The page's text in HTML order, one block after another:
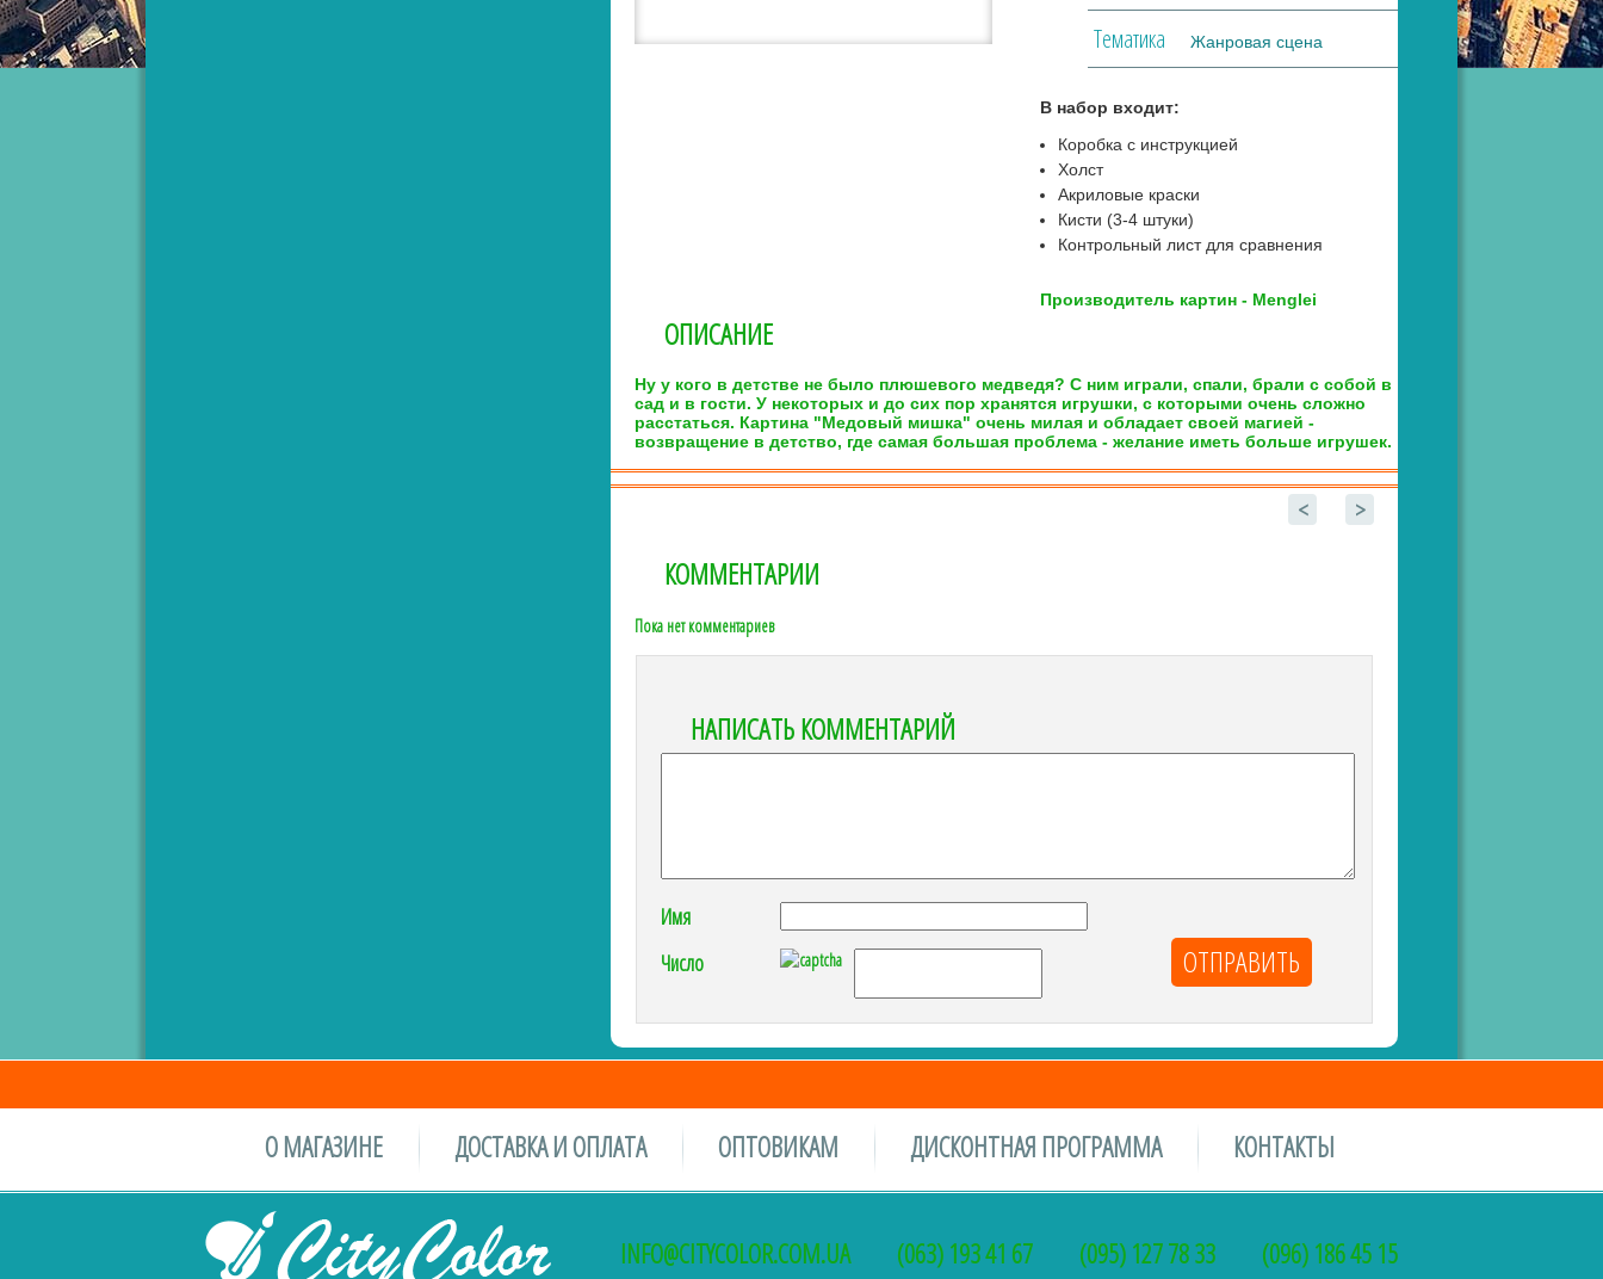
Тематика Жанровая сцена
В набор входит:
Коробка с инструкцией
Холст
Акриловые краски
Кисти (3-4 штуки)
Контрольный лист для сравнения
Производитель картин - Menglei
ОПИСАНИЕ
Ну у кого в детстве не было плюшевого медведя? С ним играли, спали, брали с собой в
сад и в гости. У некоторых и до сих пор хранятся игрушки, с которыми очень сложно
расстаться. Картина "Медовый мишка" очень милая и обладает своей магией -
возвращение в детство, где самая большая проблема - желание иметь больше игрушек.
< >
КОММЕНТАРИИ
Пока нет комментариев
НАПИСАТЬ КОММЕНТАРИЙ
Имя
Число
О МАГАЗИНЕ ДОСТАВКА И ОПЛАТА ОПТОВИКАМ ДИСКОНТНАЯ ПРОГРАММА КОНТАКТЫ
INFO@CITYCOLOR.COM.UA (063) 193 41 67 (095) 127 78 33 (096) 186 45 15